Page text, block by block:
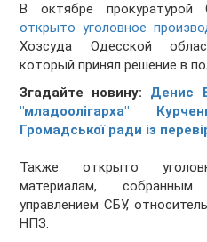
В октябре
открыто уголовное
Хозсуда Одесской
который принял решение в
Згадайте новину: Денис
"младоолігарха"
Громадської ради із
Также открыто
материалам,
управлением СБУ,
НПЗ.